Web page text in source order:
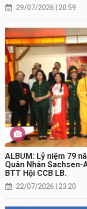
29/07/2026 | 20:59
ALBUM: Lỷ niệm 79
Quân Nhân
BTT Hội CCB LB.
22/07/2026 | 23:20